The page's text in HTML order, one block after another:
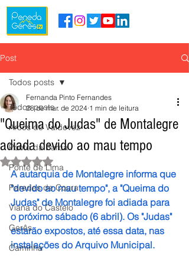
Post
Todos posts
Arcos de Valdevez
Ponte da Barca
Ponte de Lima
Paredes de Coura
Viana do Castelo
Gerês
Caminha
Todos posts
"Queima do Judas" de Montalegre
adiada devido ao mau tempo
Fernanda Pinto Fernandes
28 de mar. de 2024 1 min de leitura
Avaliado com NaN de 5 estrelas.
A autarquia de Montalegre informa que
"devido ao mau tempo", a "Queima do
Judas" de Montalegre foi adiada para
o próximo sábado (6 abril). Os "Judas"
estarão expostos, até essa data, nas
instalações do Arquivo Municipal.